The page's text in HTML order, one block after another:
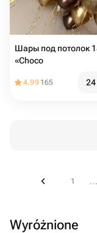
Шары под потолок
«Choco
4.99 165
1 ...
Wyróżnione